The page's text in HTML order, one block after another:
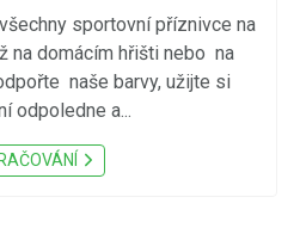
sportovní příznivce na
na domácím hřišti nebo na
naše barvy, užijte si
odpoledne a...